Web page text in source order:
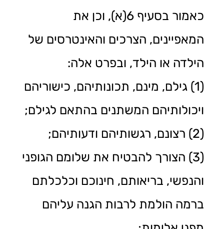
כאמור בסעיף 6(א), וכן את
המאפיינים, הצרכים והאינטרסים של
הילדה או הילד, ובפרט אלה:
(1) גילם, מינם, תכונותיהם, כישוריהם
ויכולותיהם המשתנים בהתאם לגילם;
(2) רצונם, רגשותיהם ודעותיהם;
(3) הצורך להבטיח את שלומם הגופני
והנפשי, בריאותם, חינוכם וכלכלתם
ברמה הולמת לרבות הגנה עליהם